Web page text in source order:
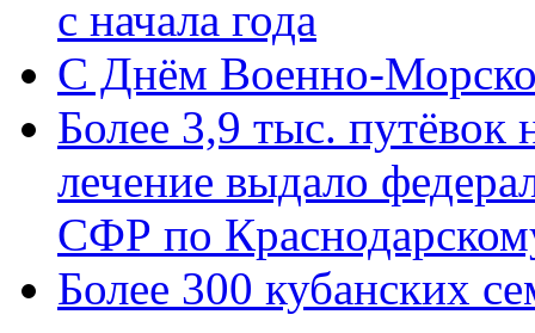
с начала года
C Днём Военно-
Более 3,9 тыс. путёвок
лечение выдало
СФР по
Более 300 кубанских